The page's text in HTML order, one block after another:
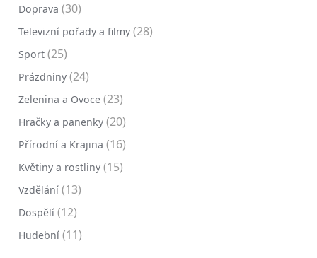
Doprava (30)
Televizní pořady a filmy (28)
Sport (25)
Prázdniny (24)
Zelenina a Ovoce (23)
Hračky a panenky (20)
Přírodní a Krajina (16)
Květiny a rostliny (15)
Vzdělání (13)
Dospělí (12)
Hudební (11)